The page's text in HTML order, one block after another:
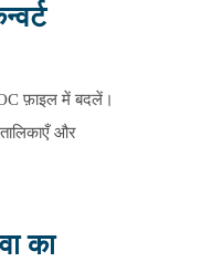
फ़ाइल में बदलें।
और
का